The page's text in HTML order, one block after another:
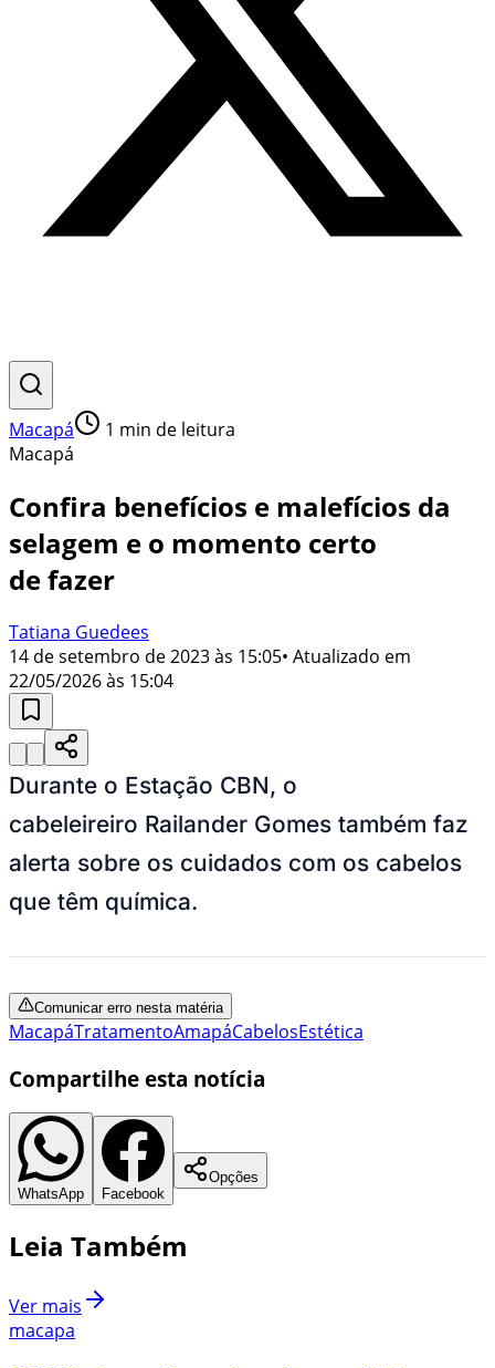
Macapá 1 min de leitura
Macapá
Confira benefícios e malefícios da
selagem e o momento certo
de fazer
Tatiana Guedees
14 de setembro de 2023 às 15:05• Atualizado em
22/05/2026 às 15:04
Durante o Estação CBN, o
cabeleireiro Railander Gomes também faz
alerta sobre os cuidados com os cabelos
que têm química.
Comunicar erro nesta matéria
MacapáTratamentoAmapáCabelosEstética
Compartilhe esta notícia
WhatsApp Facebook
Opções
Leia Também
Ver mais
macapa